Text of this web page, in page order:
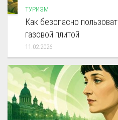
ТУРИЗМ
Как безопасно
газовой плитой
11.02.2026